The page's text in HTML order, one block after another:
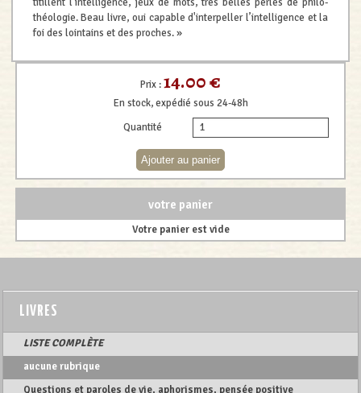
théologie. Beau livre, oui capable d'interpeller l’intelligence et la
foi des lointains et des proches. »
Prix :14.00 €
En stock, expédié sous 24-48h
Quantité
votre panier
Votre panier est vide
LIVRES
LISTE COMPLÈTE
aucune rubrique
Questions et paroles de vie, aphorismes, pensée positive